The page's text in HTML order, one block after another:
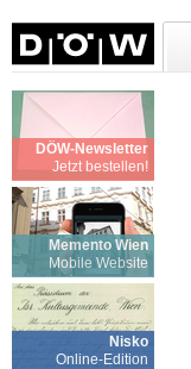
DÖW-Newsletter
Jetzt bestellen!
Memento Wien
Mobile Website
Nisko
Online-Edition